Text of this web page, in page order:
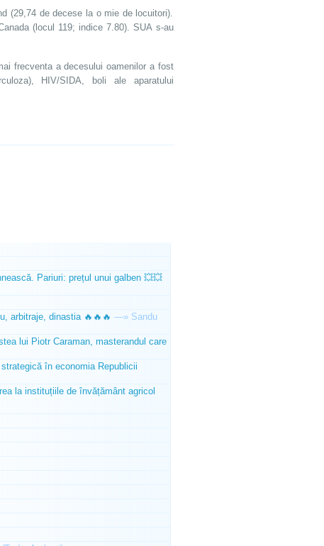
(29,74 de decese la o mie de locuitori).
(locul 119; indice 7.80). SUA s-au
frecventa a decesului oamenilor a fost
HIV/SIDA, boli ale aparatului
Pariuri: prețul unui galben 💥💥
arbitraje, dinastia 🔥🔥🔥 —» Sandu
lui Piotr Caraman, masterandul care
în economia Republicii
la instituțiile de învățământ agricol